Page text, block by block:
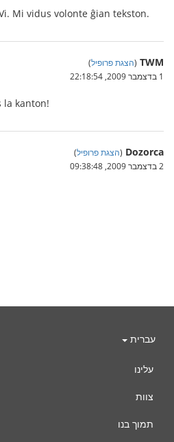
Mi vidus volonte ĝian tekston.
TWM
(הצגת פרופיל)
1 בדצמבר 2009, 22:18:54
la kanton!
Dozorca
(הצגת פרופיל)
2 בדצמבר 2009, 09:38:48
עברית
עלינו
צוות
תמוך בנו